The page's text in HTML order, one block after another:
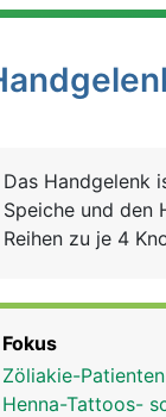
Das Handgelenk
Speiche und den
Reihen zu je 4
Muskelsehnen
Fokus
Zöliakie-
Henna-Tattoos-